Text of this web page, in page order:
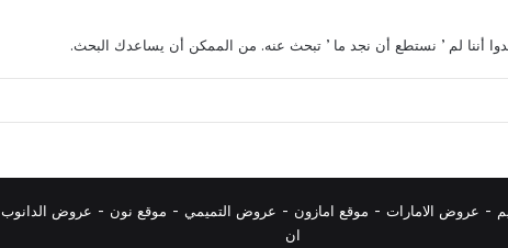
أننا لم ’ نستطع أن نجد ما ’ تبحث عنه. من الممكن أن يساعدك البحث.
- عروض الامارات - موقع امازون - عروض التميمي - موقع نون - عروض الدانوب
ان